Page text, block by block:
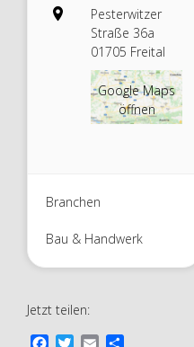
Pesterwitzer
Straße 36a
01705 Freital
Google Maps
öffnen
Branchen
Bau & Handwerk
Jetzt teilen: